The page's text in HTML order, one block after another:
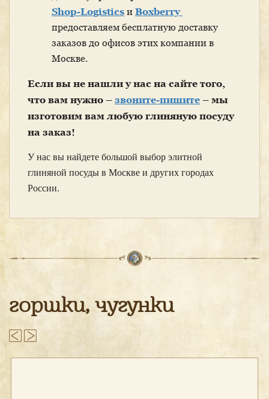
Shop-Logistics и Boxberry
предоставляем бесплатную доставку
заказов до офисов этих компании в
Москве.
Если вы не нашли у нас на сайте того,
что вам нужно – звоните-пишите – мы
изготовим вам любую глиняную посуду
на заказ!
У нас вы найдете большой выбор элитной
глиняной посуды в Москве и других городах
России.
горшки, чугунки